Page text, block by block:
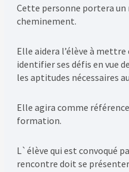
Cette personne portera
cheminement.
Elle aidera l’élève à
identifier ses défis en vue
les aptitudes nécessaires
Elle agira comme
formation.
L`élève qui est convoqué
rencontre doit se